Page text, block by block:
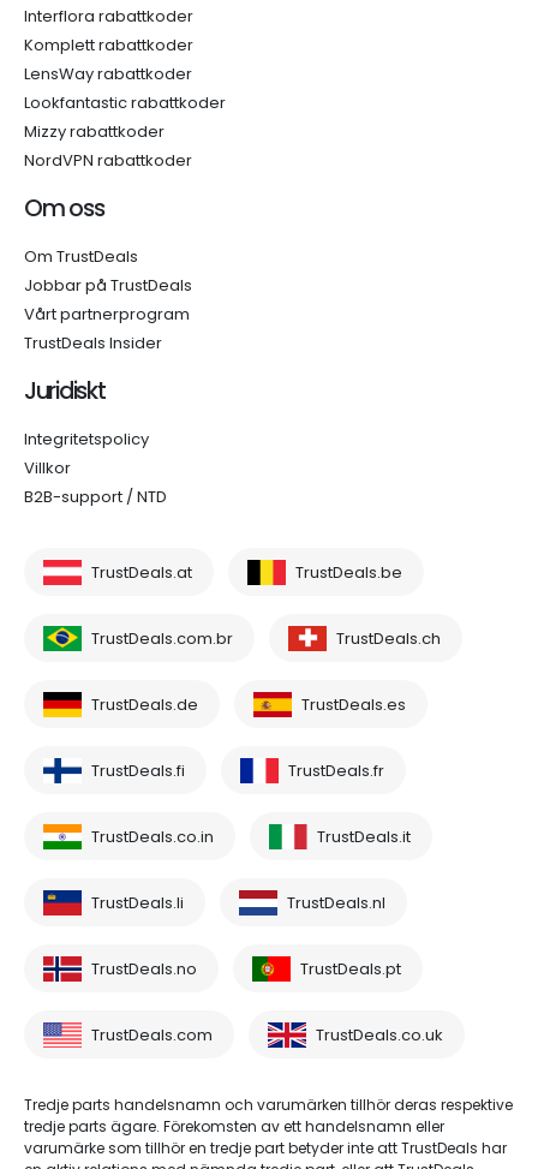
Interflora rabattkoder
Komplett rabattkoder
LensWay rabattkoder
Lookfantastic rabattkoder
Mizzy rabattkoder
NordVPN rabattkoder
Om oss
Om TrustDeals
Jobbar på TrustDeals
Vårt partnerprogram
TrustDeals Insider
Juridiskt
Integritetspolicy
Villkor
B2B-support / NTD
TrustDeals.at TrustDeals.be
TrustDeals.com.br TrustDeals.ch
TrustDeals.de TrustDeals.es
TrustDeals.fi TrustDeals.fr
TrustDeals.co.in TrustDeals.it
TrustDeals.li TrustDeals.nl
TrustDeals.no TrustDeals.pt
TrustDeals.com TrustDeals.co.uk
Tredje parts handelsnamn och varumärken tillhör deras respektive
tredje parts ägare. Förekomsten av ett handelsnamn eller
varumärke som tillhör en tredje part betyder inte att TrustDeals har